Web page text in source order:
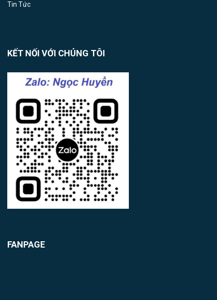
Tin Tức
KẾT NỐI VỚI CHÚNG TÔI
FANPAGE